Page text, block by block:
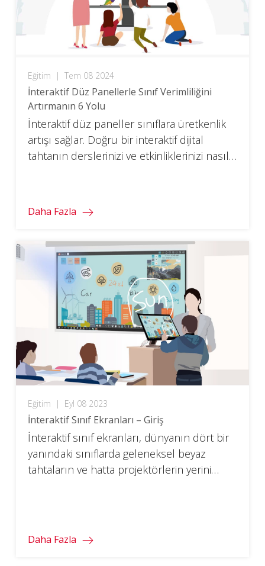
Eğitim | Tem 08 2024
İnteraktif Düz Panellerle Sınıf Verimliliğini
Artırmanın 6 Yolu
İnteraktif düz paneller sınıflara üretkenlik
artışı sağlar. Doğru bir interaktif dijital
tahtanın derslerinizi ve etkinliklerinizi nasıl
Daha Fazla
Eğitim | Eyl 08 2023
İnteraktif Sınıf Ekranları – Giriş
İnteraktif sınıf ekranları, dünyanın dört bir
yanındaki sınıflarda geleneksel beyaz
tahtaların ve hatta projektörlerin yerini
Daha Fazla